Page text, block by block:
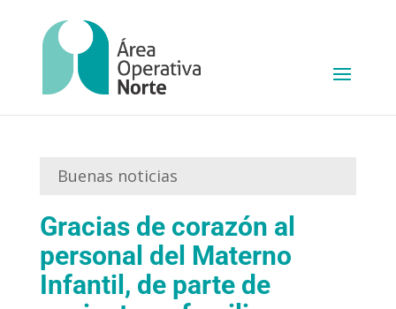
Buenas noticias
Gracias de corazón al
personal del Materno
Infantil, de parte de